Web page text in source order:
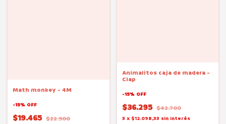
Math monkey - 4M
-15% OFF
$19.465 $22.900
Animalitos caja de madera -
Clap
-15% OFF
$36.295 $42.700
3 x $12.098,33 sin interés